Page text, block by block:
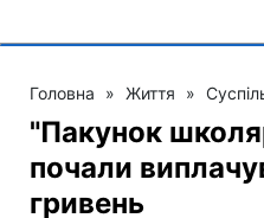
Головна » Життя »
"Пакунок
почали
гривень